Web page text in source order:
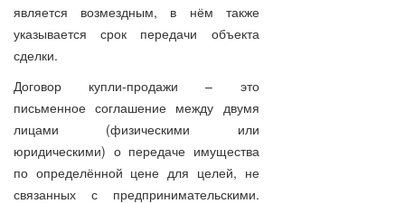
является возмездным, в нём также
указывается срок передачи объекта
сделки.
Договор купли-продажи – это
письменное соглашение между двумя
лицами (физическими или
юридическими) о передаче имущества
по определённой цене для целей, не
связанных с предпринимательскими.